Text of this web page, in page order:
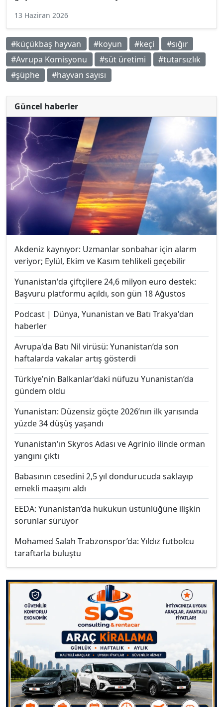
13 Haziran 2026
#küçükbaş hayvan #koyun #keçi
#sığır
#Avrupa Komisyonu
#süt üretimi
#tutarsızlık
#şüphe
#hayvan sayısı
Güncel haberler
Akdeniz kaynıyor: Uzmanlar sonbahar için alarm
veriyor; Eylül, Ekim ve Kasım tehlikeli geçebilir
Yunanistan'da çiftçilere 24,6 milyon euro destek:
Başvuru platformu açıldı, son gün 18 Ağustos
Podcast | Dünya, Yunanistan ve Batı Trakya'dan
haberler
Avrupa'da Batı Nil virüsü: Yunanistan’da son
haftalarda vakalar artış gösterdi
Türkiye’nin Balkanlar’daki nüfuzu Yunanistan’da
gündem oldu
Yunanistan: Düzensiz göçte 2026’nın ilk yarısında
yüzde 34 düşüş yaşandı
Yunanistan'ın Skyros Adası ve Agrinio ilinde orman
yangını çıktı
Babasının cesedini 2,5 yıl dondurucuda saklayıp
emekli maaşını aldı
EEDA: Yunanistan’da hukukun üstünlüğüne ilişkin
sorunlar sürüyor
Mohamed Salah Trabzonspor’da: Yıldız futbolcu
taraftarla buluştu